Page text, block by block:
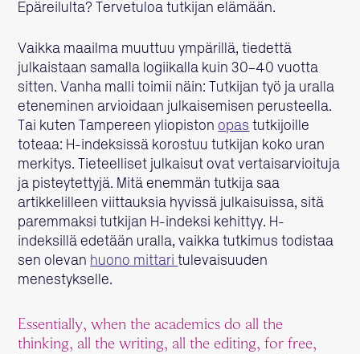
Epäreilulta? Tervetuloa tutkijan elämään.
Vaikka maailma muuttuu ympärillä, tiedettä
julkaistaan samalla logiikalla kuin 30–40 vuotta
sitten. Vanha malli toimii näin: Tutkijan työ ja uralla
eteneminen arvioidaan julkaisemisen perusteella.
Tai kuten Tampereen yliopistonopas tutkijoille
toteaa: H-indeksissä korostuu tutkijan koko uran
merkitys. Tieteelliset julkaisut ovat vertaisarvioituja
ja pisteytettyjä. Mitä enemmän tutkija saa
artikkelilleen viittauksia hyvissä julkaisuissa, sitä
paremmaksi tutkijan H-indeksi kehittyy. H-
indeksillä edetään uralla, vaikka tutkimus todistaa
sen olevan huono mittaritulevaisuuden
menestykselle.
Essentially, when the academics do all the
thinking, all the writing, all the editing, for free,